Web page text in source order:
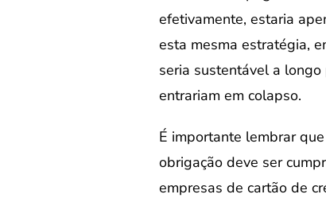
efetivamente, estaria
esta mesma estratégia,
seria sustentável a
entrariam em colapso.
É importante lembrar
obrigação deve ser
empresas de cartão de